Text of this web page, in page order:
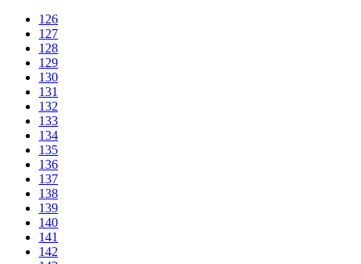
126
127
128
129
130
131
132
133
134
135
136
137
138
139
140
141
142